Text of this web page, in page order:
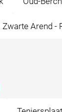
Zwarte Arend -